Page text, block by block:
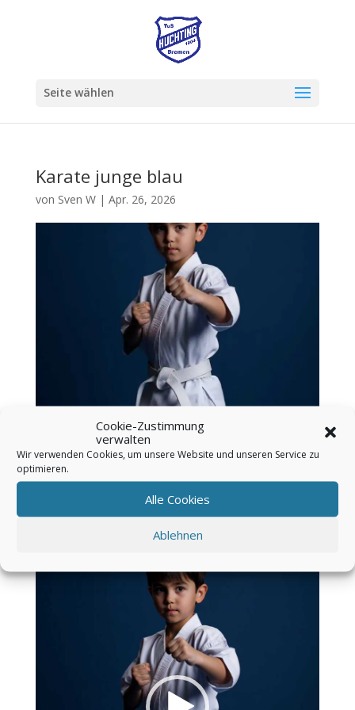
Cookie-Zustimmung
verwalten
Wir verwenden Cookies, um unsere Website und unseren Service zu
optimieren.
Alle Cookies
Ablehnen
Seite wählen
Karate junge blau
von Sven W| Apr. 26, 2026